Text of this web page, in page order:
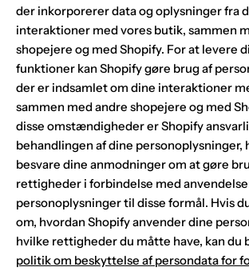
der inkorporerer data og oplysninger fra
interaktioner med vores butik, sammen
shopejere og med Shopify. For at levere
funktioner kan Shopify gøre brug af
der er indsamlet om dine interaktioner
sammen med andre shopejere og med
disse omstændigheder er Shopify
behandlingen af dine personoplysninger,
besvare dine anmodninger om at gøre
rettigheder i forbindelse med
personoplysninger til disse formål. Hvis
om, hvordan Shopify anvender dine
hvilke rettigheder du måtte have, kan du
politik om beskyttelse af persondata for